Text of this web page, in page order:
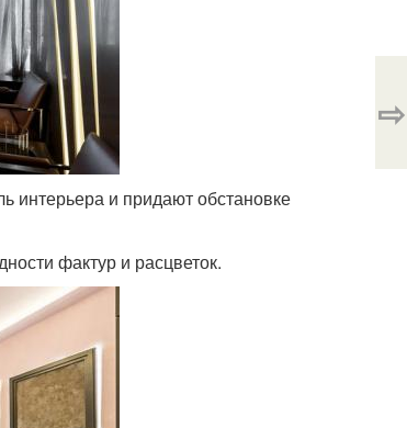
интерьера и придают обстановке
фактур и расцветок.
⇨